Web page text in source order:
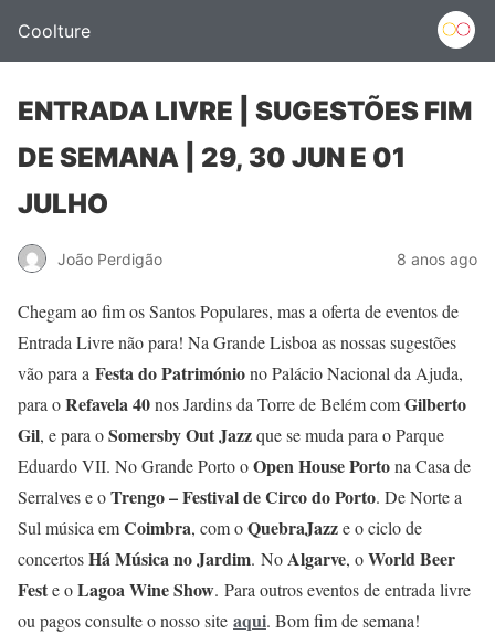
Coolture
ENTRADA LIVRE | SUGESTÕES FIM
DE SEMANA | 29, 30 JUN E 01
JULHO
João Perdigão 8 anos ago
Chegam ao fim os Santos Populares, mas a oferta de eventos de
Entrada Livre não para! Na Grande Lisboa as nossas sugestões
vão para a Festa do Patrimóniono Palácio Nacional da Ajuda,
para oRefavela 40nos Jardins da Torre de Belém comGilberto
Gil, e para oSomersby Out Jazzque se muda para o Parque
Eduardo VII. No Grande Porto oOpen House Portona Casa de
Serralves e oTrengo – Festival de Circo do Porto. De Norte a
Sul música emCoimbra, com oQuebraJazze o ciclo de
concertosHá Música no Jardim. NoAlgarve, oWorld Beer
Feste oLagoa Wine Show. Para outros eventos de entrada livre
ou pagos consulte o nosso site aqui. Bom fim de semana!